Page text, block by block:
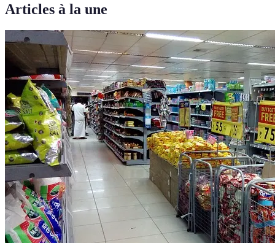
Articles à la une